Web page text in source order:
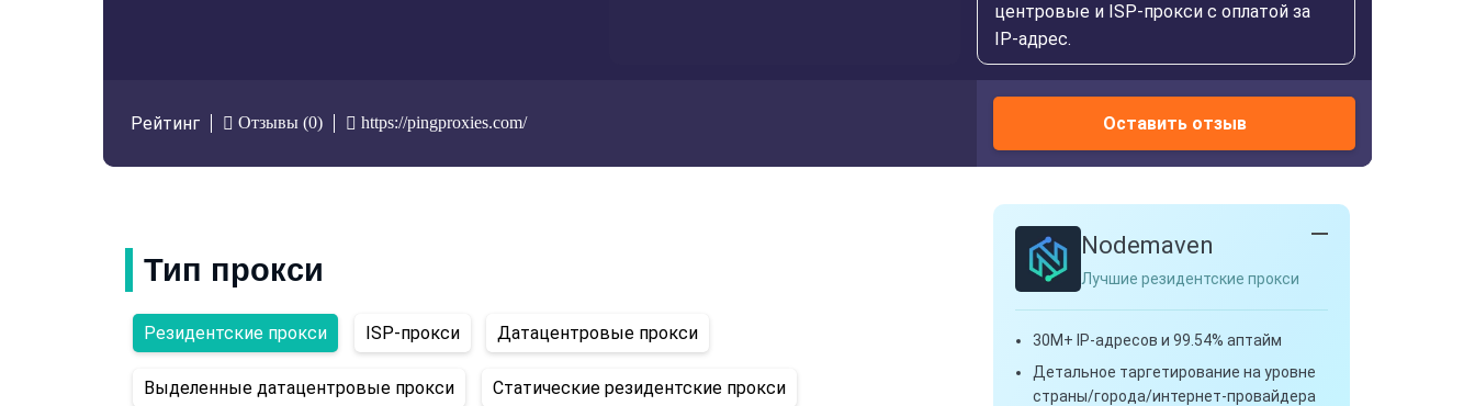
центровые и ISP-прокси с оплатой за
IP-адрес.
Рейтинг Отзывы (0) https://pingproxies.com/ Оставить отзыв
Тип прокси
Резидентские прокси ISP-прокси Датацентровые прокси
Выделенные датацентровые прокси Статические резидентские прокси
Nodemaven
Лучшие резидентские прокси
30M+ IP-адресов и 99.54% аптайм
Детальное таргетирование на уровне
страны/города/интернет-провайдера